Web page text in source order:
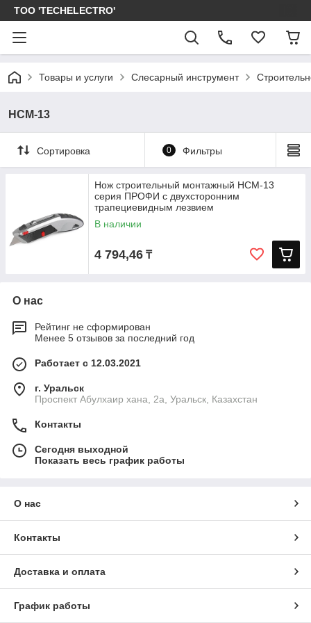
ТОО 'TECHELECTRO'
Товары и услуги Слесарный инструмент
НСМ-13
Сортировка 0 Фильтры
Нож строительный монтажный НСМ-13
серия ПРОФИ с двухсторонним
трапециевидным лезвием
В наличии
4 794,46 ₸
О нас
Рейтинг не сформирован
Менее 5 отзывов за последний год
Работает с 12.03.2021
г. Уральск
Проспект Абулхаир хана, 2а, Уральск, Казахстан
Контакты
Сегодня выходной
Показать весь график работы
О нас
Контакты
Доставка и оплата
График работы